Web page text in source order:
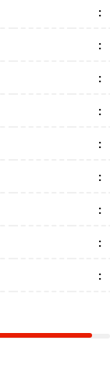
:
:
:
:
:
:
:
:
:
:
:
:
:
:
:
:
:
: